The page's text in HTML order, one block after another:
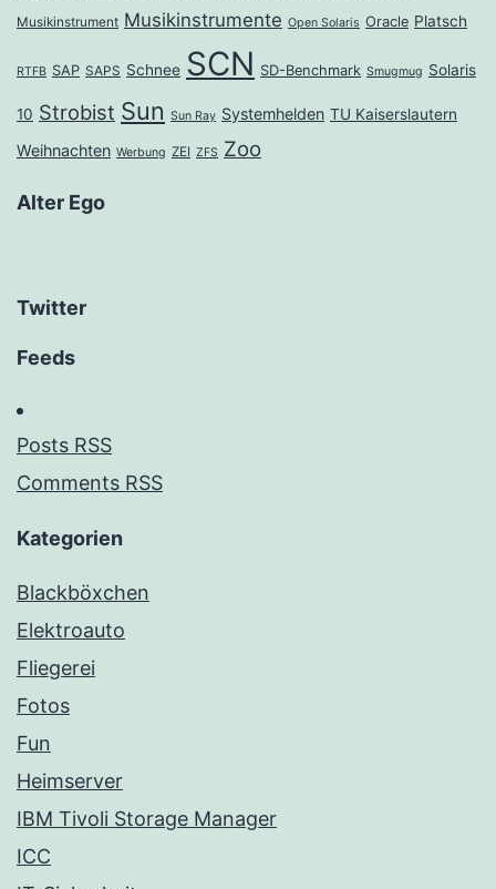
Musikinstrument Musikinstrumente Open Solaris Oracle Platsch
RTFB SAP SAPS Schnee SCN SD-Benchmark Smugmug Solaris
10 Strobist Sun Sun Ray Systemhelden TU Kaiserslautern
Weihnachten Werbung ZEI ZFS Zoo
Alter Ego
Twitter
Feeds
Posts RSS
Comments RSS
Kategorien
Blackböxchen
Elektroauto
Fliegerei
Fotos
Fun
Heimserver
IBM Tivoli Storage Manager
ICC